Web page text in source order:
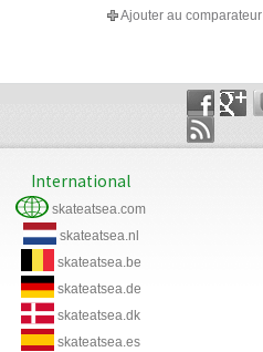
Ajouter au comparateur
International
skateatsea.com
skateatsea.nl
skateatsea.be
skateatsea.de
skateatsea.dk
skateatsea.es